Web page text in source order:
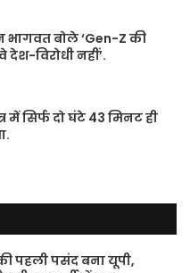
भागवत बोले ‘Gen-Z की
विरोधी नहीं’.
में सिर्फ दो घंटे 43 मिनट ही
पहली पसंद बना यूपी,